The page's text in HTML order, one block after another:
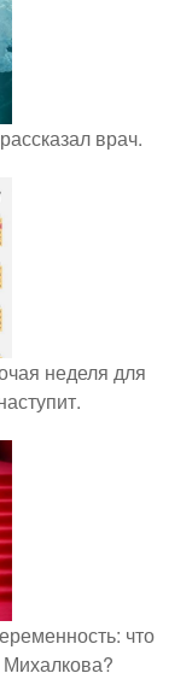
врач.
неделя для
что